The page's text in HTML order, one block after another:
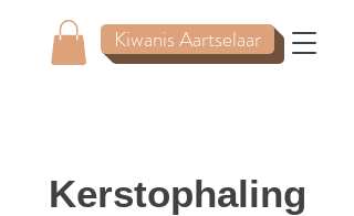
Kiwanis Aartselaar
Kerstophaling